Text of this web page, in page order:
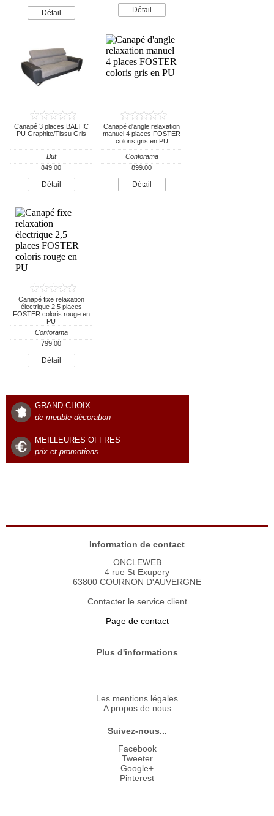
Détail Détail
Canapé 3 places BALTIC
PU Graphite/Tissu Gris
But
849.00
Détail
Canapé d'angle relaxation
manuel 4 places FOSTER
coloris gris en PU
Conforama
899.00
Détail
Canapé fixe relaxation
électrique 2,5 places
FOSTER coloris rouge en
PU
Conforama
799.00
Détail
GRAND CHOIX
de meuble décoration
MEILLEURES OFFRES
prix et promotions
Information de contact
ONCLEWEB
4 rue St Exupery
63800 COURNON D'AUVERGNE
Contacter le service client
Page de contact
Plus d'informations
Les mentions légales
A propos de nous
Suivez-nous...
Facebook
Tweeter
Google+
Pinterest